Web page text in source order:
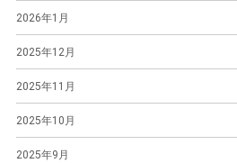
2026年1月
2025年12月
2025年11月
2025年10月
2025年9月